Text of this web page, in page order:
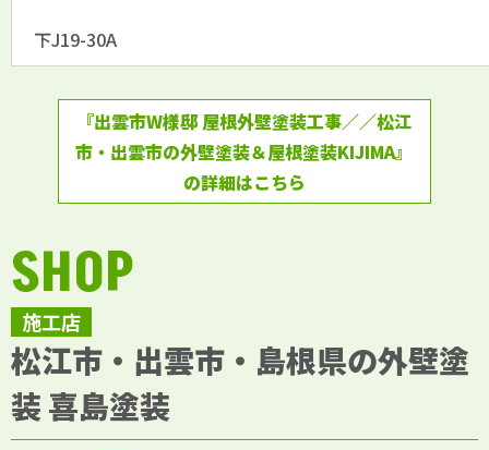
下J19-30A
『出雲市W様邸 屋根外壁塗装工事／／松江
市・出雲市の外壁塗装＆屋根塗装KIJIMA』
の詳細はこちら
施工店
SHOP
松江市・出雲市・島根県の外壁塗
装 喜島塗装